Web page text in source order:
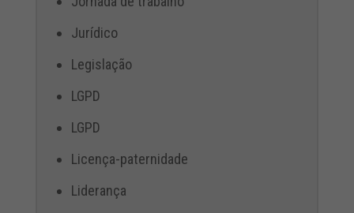
Jurídico
Legislação
LGPD
LGPD
Licença-paternidade
Liderança